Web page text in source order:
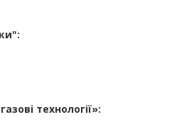
технології»: